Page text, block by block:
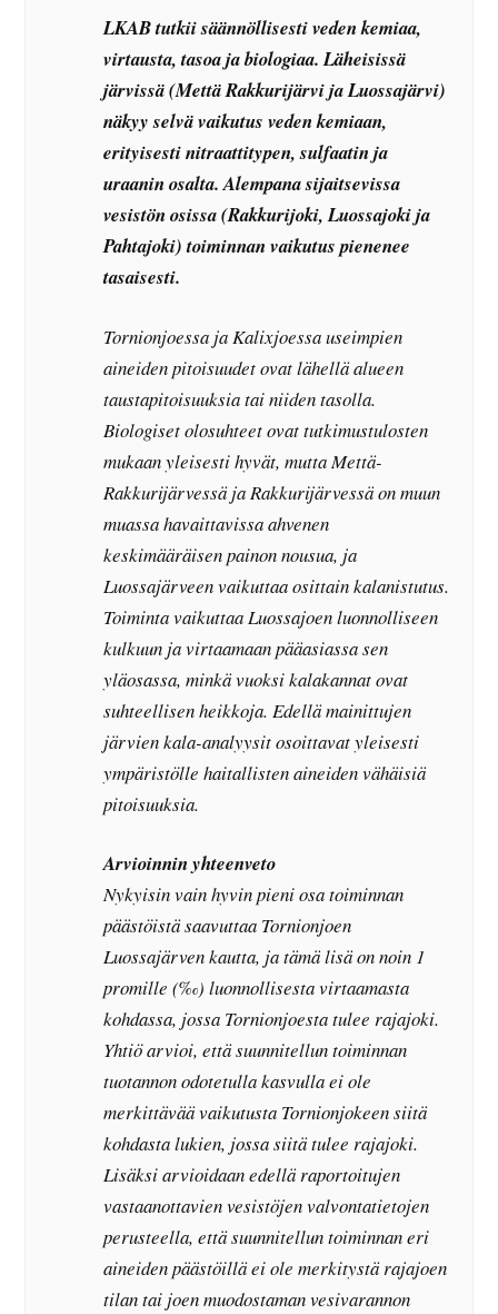
LKAB tutkii säännöllisesti veden kemiaa,
virtausta, tasoa ja biologiaa. Läheisissä
järvissä (Mettä Rakkurijärvi ja Luossajärvi)
näkyy selvä vaikutus veden kemiaan,
erityisesti nitraattitypen, sulfaatin ja
uraanin osalta. Alempana sijaitsevissa
vesistön osissa (Rakkurijoki, Luossajoki ja
Pahtajoki) toiminnan vaikutus pienenee
tasaisesti.
Tornionjoessa ja Kalixjoessa useimpien
aineiden pitoisuudet ovat lähellä alueen
taustapitoisuuksia tai niiden tasolla.
Biologiset olosuhteet ovat tutkimustulosten
mukaan yleisesti hyvät, mutta Mettä-
Rakkurijärvessä ja Rakkurijärvessä on muun
muassa havaittavissa ahvenen
keskimääräisen painon nousua, ja
Luossajärveen vaikuttaa osittain kalanistutus.
Toiminta vaikuttaa Luossajoen luonnolliseen
kulkuun ja virtaamaan pääasiassa sen
yläosassa, minkä vuoksi kalakannat ovat
suhteellisen heikkoja. Edellä mainittujen
järvien kala-analyysit osoittavat yleisesti
ympäristölle haitallisten aineiden vähäisiä
pitoisuuksia.
Arvioinnin yhteenveto
Nykyisin vain hyvin pieni osa toiminnan
päästöistä saavuttaa Tornionjoen
Luossajärven kautta, ja tämä lisä on noin 1
promille (‰) luonnollisesta virtaamasta
kohdassa, jossa Tornionjoesta tulee rajajoki.
Yhtiö arvioi, että suunnitellun toiminnan
tuotannon odotetulla kasvulla ei ole
merkittävää vaikutusta Tornionjokeen siitä
kohdasta lukien, jossa siitä tulee rajajoki.
Lisäksi arvioidaan edellä raportoitujen
vastaanottavien vesistöjen valvontatietojen
perusteella, että suunnitellun toiminnan eri
aineiden päästöillä ei ole merkitystä rajajoen
tilan tai joen muodostaman vesivarannon